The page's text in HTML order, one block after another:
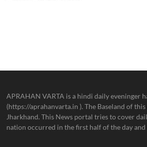
APRAHAN VARTA is a hindi daily eveninger
(https://aprahanvarta.in ). The Baseland of
Jharkhand. This News portal tries to cover
nation occurred in the first half of the day